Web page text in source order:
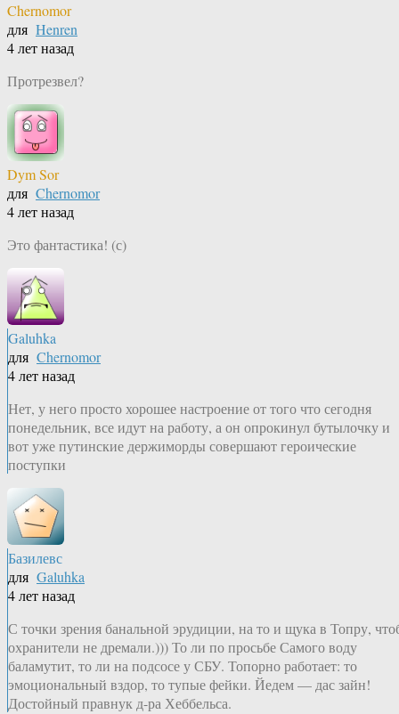
Chernomor
для Henren
4 лет назад
Протрезвел?
Dym Sor
для Chernomor
4 лет назад
Это фантастика! (с)
Galuhka
для Chernomor
4 лет назад
Нет, у него просто хорошее настроение от того что сегодня
понедельник, все идут на работу, а он опрокинул бутылочку и
вот уже путинские держиморды совершают героические
поступки
Базилевс
для Galuhka
4 лет назад
С точки зрения банальной эрудиции, на то и щука в Топру,
охранители не дремали.))) То ли по просьбе Самого воду
баламутит, то ли на подсосе у СБУ. Топорно работает: то
эмоциональный вздор, то тупые фейки. Йедем — дас зайн!
Достойный правнук д-ра Хеббельса.